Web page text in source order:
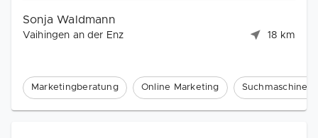
Sonja Waldmann
Vaihingen an der Enz 18 km
Marketingberatung Online Marketing